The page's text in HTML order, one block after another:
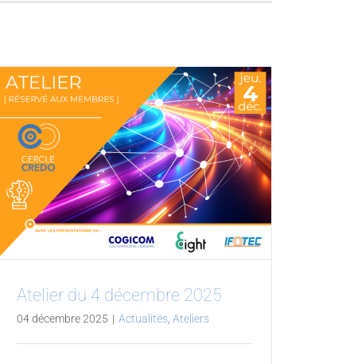
Atelier du 4 décembre 2025
04 décembre 2025 | Actualités,Ateliers